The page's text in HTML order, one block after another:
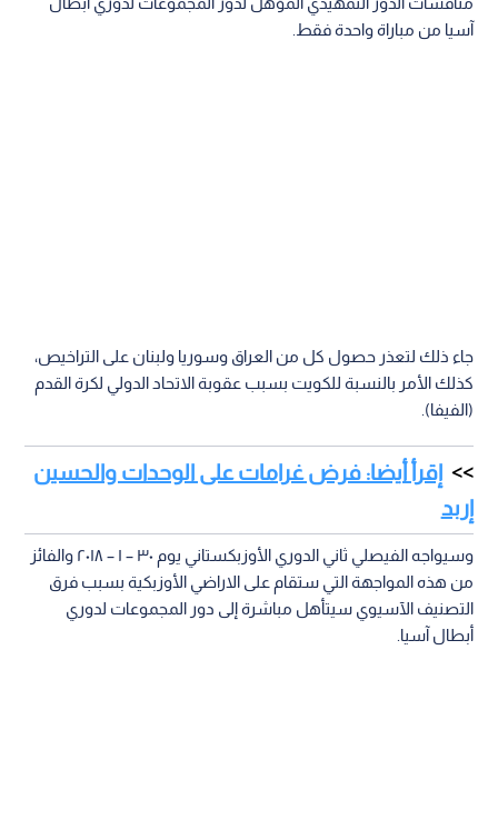
آسيا من مباراة واحدة فقط.
جاء ذلك لتعذر حصول كل من العراق وسوريا ولبنان على التراخيص،
كذلك الأمر بالنسبة للكويت بسبب عقوبة الاتحاد الدولي لكرة القدم
(الفيفا).
إقرأ أيضا: فرض غرامات على الوحدات والحسين
إربد
وسيواجه الفيصلي ثاني الدوري الأوزبكستاني يوم ٣٠ – ١ – ٢٠١٨ والفائز
من هذه المواجهة التي ستقام على الاراضي الأوزبكية بسبب فرق
التصنيف الآسيوي سيتأهل مباشرة إلى دور المجموعات لدوري
أبطال آسيا.